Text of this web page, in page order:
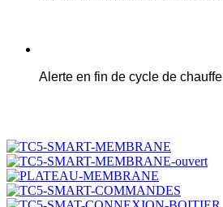
Alerte en fin de cycle de chauffe